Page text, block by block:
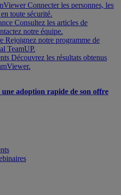
Connecter les personnes, les
toute sécurité.
Consultez les articles de
notre équipe.
Rejoignez notre programme de
TeamUP.
Découvrez les résultats obtenus
adoption rapide de son offre